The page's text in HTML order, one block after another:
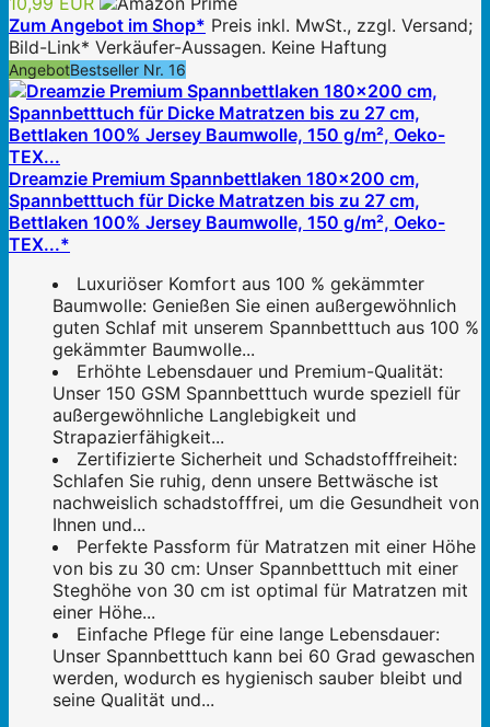
Zum Angebot im Shop* Preis inkl. MwSt., zzgl. Versand;
Bild-Link* Verkäufer-Aussagen. Keine Haftung
AngebotBestseller Nr. 16
Dreamzie Premium Spannbettlaken 180x200 cm,
Spannbetttuch für Dicke Matratzen bis zu 27 cm,
Bettlaken 100% Jersey Baumwolle, 150 g/m², Oeko-
TEX...*
Luxuriöser Komfort aus 100 % gekämmter
Baumwolle: Genießen Sie einen außergewöhnlich
guten Schlaf mit unserem Spannbetttuch aus 100 %
gekämmter Baumwolle...
Erhöhte Lebensdauer und Premium-Qualität:
Unser 150 GSM Spannbetttuch wurde speziell für
außergewöhnliche Langlebigkeit und
Strapazierfähigkeit...
Zertifizierte Sicherheit und Schadstofffreiheit:
Schlafen Sie ruhig, denn unsere Bettwäsche ist
nachweislich schadstofffrei, um die Gesundheit von
Ihnen und...
Perfekte Passform für Matratzen mit einer Höhe
von bis zu 30 cm: Unser Spannbetttuch mit einer
Steghöhe von 30 cm ist optimal für Matratzen mit
einer Höhe...
Einfache Pflege für eine lange Lebensdauer:
Unser Spannbetttuch kann bei 60 Grad gewaschen
werden, wodurch es hygienisch sauber bleibt und
seine Qualität und...